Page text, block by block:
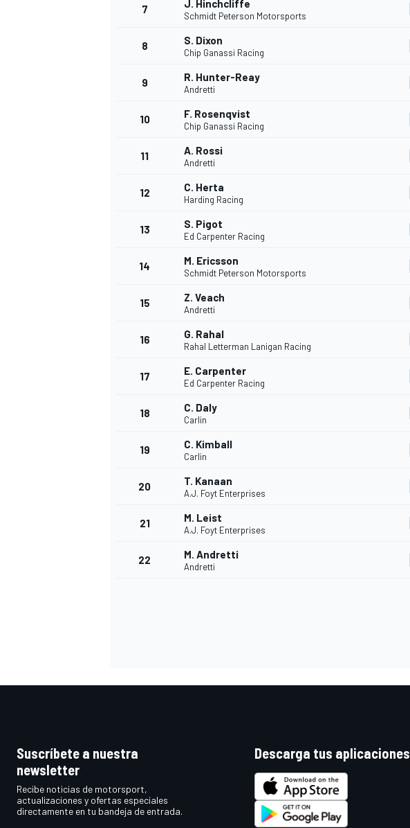
7 J. Hinchcliffe
Schmidt Peterson Motorsports
8 S. Dixon
Chip Ganassi Racing
9 R. Hunter-Reay
Andretti
10 F. Rosenqvist
Chip Ganassi Racing
11 A. Rossi
Andretti
12 C. Herta
Harding Racing
13 S. Pigot
Ed Carpenter Racing
14 M. Ericsson
Schmidt Peterson Motorsports
15 Z. Veach
Andretti
16 G. Rahal
Rahal Letterman Lanigan Racing
17 E. Carpenter
Ed Carpenter Racing
18 C. Daly
Carlin
19 C. Kimball
Carlin
20 T. Kanaan
A.J. Foyt Enterprises
21 M. Leist
A.J. Foyt Enterprises
22 M. Andretti
Andretti
Suscríbete a nuestra
newsletter
Recibe noticias de motorsport,
actualizaciones y ofertas especiales
directamente en tu bandeja de entrada.
Descarga tus aplicaciones